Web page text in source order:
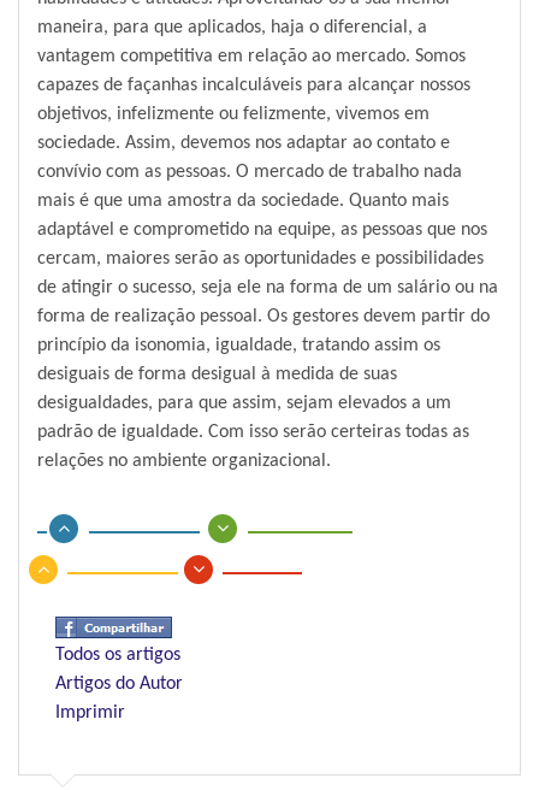
maneira, para que aplicados, haja o diferencial, a
vantagem competitiva em relação ao mercado. Somos
capazes de façanhas incalculáveis para alcançar nossos
objetivos, infelizmente ou felizmente, vivemos em
sociedade. Assim, devemos nos adaptar ao contato e
convívio com as pessoas. O mercado de trabalho nada
mais é que uma amostra da sociedade. Quanto mais
adaptável e comprometido na equipe, as pessoas que nos
cercam, maiores serão as oportunidades e possibilidades
de atingir o sucesso, seja ele na forma de um salário ou na
forma de realização pessoal. Os gestores devem partir do
princípio da isonomia, igualdade, tratando assim os
desiguais de forma desigual à medida de suas
desigualdades, para que assim, sejam elevados a um
padrão de igualdade. Com isso serão certeiras todas as
relações no ambiente organizacional.
Todos os artigos
Artigos do Autor
Imprimir